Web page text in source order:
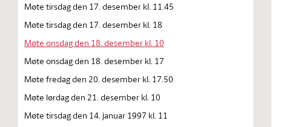
Møte tirsdag den 17. desember kl. 11.45
Møte tirsdag den 17. desember kl. 18
Møte onsdag den 18. desember kl. 10
Møte onsdag den 18. desember kl. 17
Møte fredag den 20. desember kl. 17.50
Møte lørdag den 21. desember kl. 10
Møte tirsdag den 14. januar 1997 kl. 11